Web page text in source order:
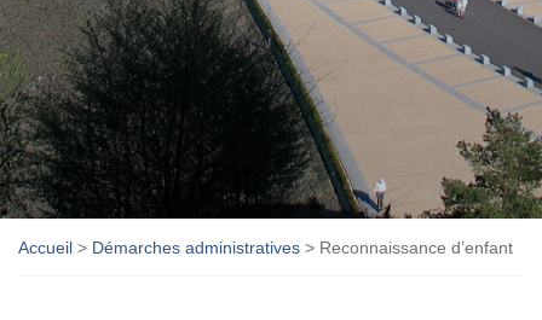
Accueil > Démarches administratives > Reconnaissance d’enfant